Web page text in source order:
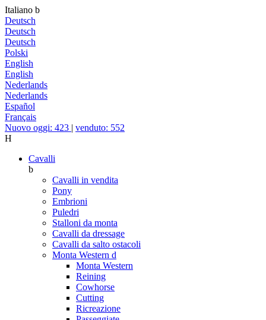
Italiano b
Deutsch
Deutsch
Deutsch
Polski
English
English
Nederlands
Nederlands
Español
Français
Nuovo oggi: 423 | venduto: 552
H
Cavalli
b
Cavalli in vendita
Pony
Embrioni
Puledri
Stalloni da monta
Cavalli da dressage
Cavalli da salto ostacoli
Monta Western d
Monta Western
Reining
Cowhorse
Cutting
Ricreazione